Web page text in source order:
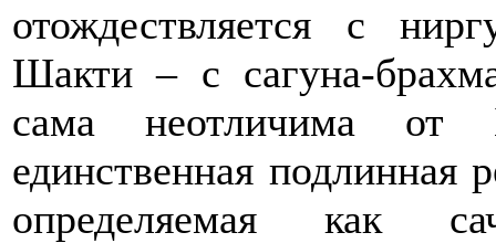
отождествляется с
Шакти – с сагуна-
сама неотличима от
единственная
определяемая как